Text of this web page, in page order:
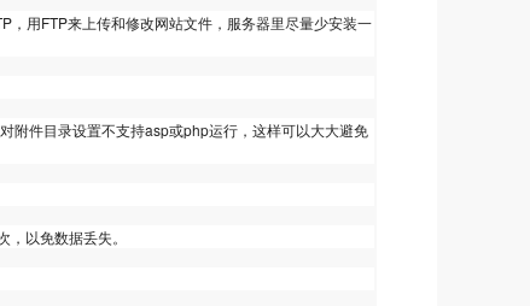
用FTP来上传和修改网站文件，服务器里尽量少安装一
附件目录设置不支持asp或php运行，这样可以大大避免
以免数据丢失。